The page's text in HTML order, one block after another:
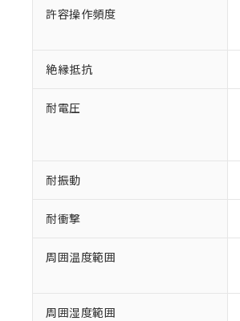
許容操作頻度
絶縁抵抗
耐電圧
耐振動
耐衝撃
周囲温度範囲
周囲湿度範囲